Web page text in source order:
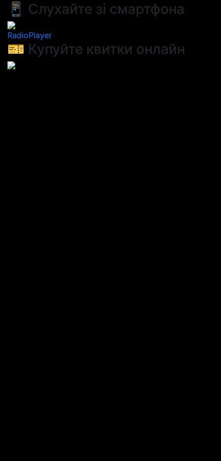
📱 Слухайте зі смартфона
RadioPlayer
🎫 Купуйте квитки онлайн